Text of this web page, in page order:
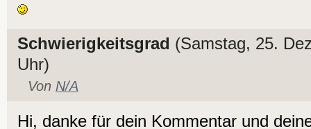
Schwierigkeitsgrad (Samstag, 25.
Uhr)
Von N/A
Hi, danke für dein Kommentar und